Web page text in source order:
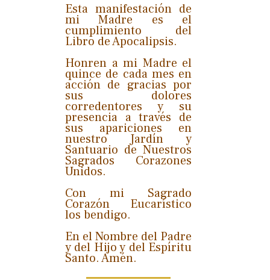
Esta manifestación de
mi Madre es el
cumplimiento del
Libro de Apocalipsis.
Honren a mi Madre el
quince de cada mes en
acción de gracias por
sus dolores
corredentores y su
presencia a través de
sus apariciones en
nuestro Jardín y
Santuario de Nuestros
Sagrados Corazones
Unidos.
Con mi Sagrado
Corazón Eucarístico
los bendigo.
En el Nombre del Padre
y del Hijo y del Espíritu
Santo. Amén.